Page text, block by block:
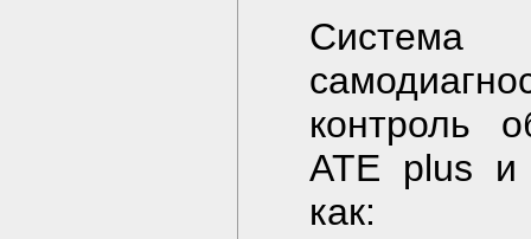
контроль
ATE plus и
как: